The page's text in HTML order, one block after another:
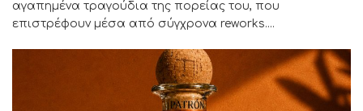
αγαπημένα τραγούδια της πορείας του, που
επιστρέφουν μέσα από σύγχρονα reworks....